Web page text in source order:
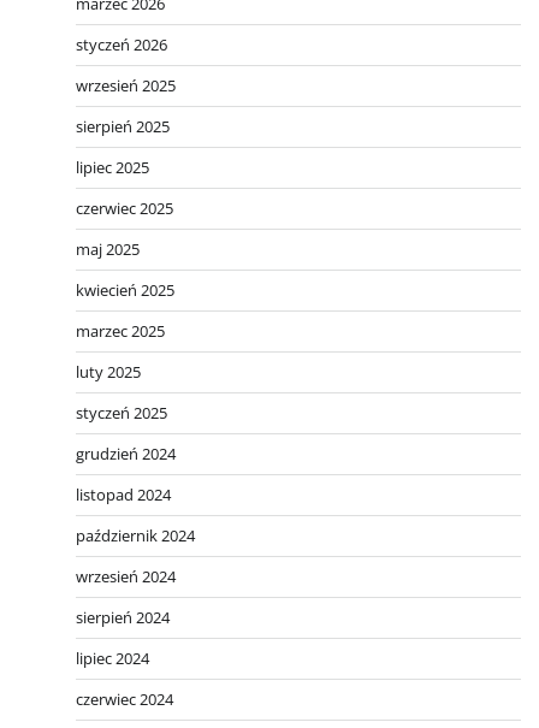
styczeń 2026
wrzesień 2025
sierpień 2025
lipiec 2025
czerwiec 2025
maj 2025
kwiecień 2025
marzec 2025
luty 2025
styczeń 2025
grudzień 2024
listopad 2024
październik 2024
wrzesień 2024
sierpień 2024
lipiec 2024
czerwiec 2024